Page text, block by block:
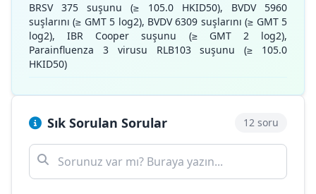
BRSV 375 suşunu (≥ 105.0 HKID50), BVDV 5960
suşlarını (≥ GMT 5 log2), BVDV 6309 suşlarını (≥ GMT 5
log2), IBR Cooper suşunu (≥ GMT 2 log2),
Parainfluenza 3 virusu RLB103 suşunu (≥ 105.0
HKID50)
Sık Sorulan Sorular 12 soru